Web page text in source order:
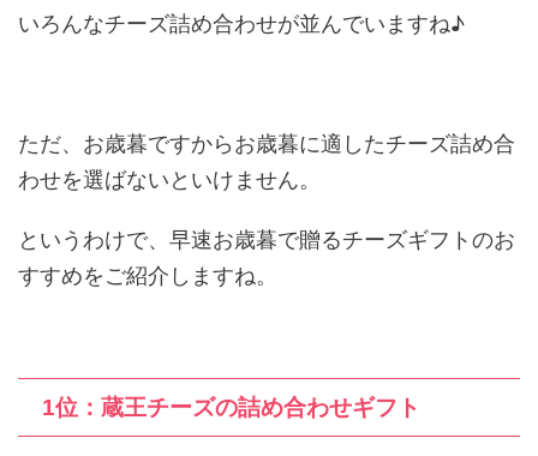
いろんなチーズ詰め合わせが並んでいますね♪
ただ、お歳暮ですからお歳暮に適したチーズ詰め合
わせを選ばないといけません。
というわけで、早速お歳暮で贈るチーズギフトのお
すすめをご紹介しますね。
1位：蔵王チーズの詰め合わせギフト